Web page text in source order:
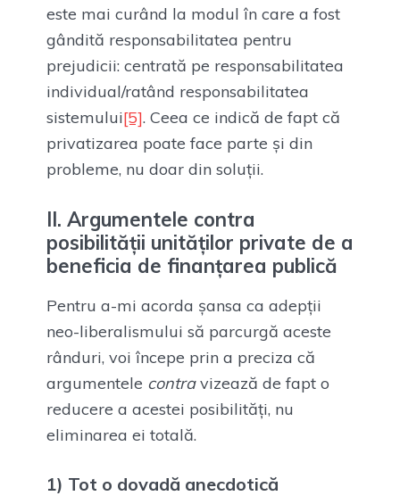
este mai curând la modul în care a fost
gândită responsabilitatea pentru
prejudicii: centrată pe responsabilitatea
individual/ratând responsabilitatea
sistemului[5]. Ceea ce indică de fapt că
privatizarea poate face parte și din
probleme, nu doar din soluții.
II. Argumentele contra
posibilității unităților private de a
beneficia de finanțarea publică
Pentru a-mi acorda șansa ca adepții
neo-liberalismului să parcurgă aceste
rânduri, voi începe prin a preciza că
argumentele contravizează de fapt o
reducere a acestei posibilități, nu
eliminarea ei totală.
1) Tot o dovadă anecdotică